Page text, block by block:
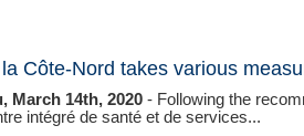
Côte-Nord takes various
March 14th, 2020 - Following the
intégré de santé et de services...